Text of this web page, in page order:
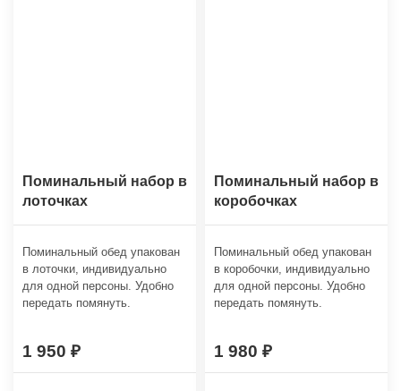
Поминальный набор в
лоточках
Поминальный обед упакован
в лоточки, индивидуально
для одной персоны. Удобно
передать помянуть.
1 950
Поминальный набор в
коробочках
Поминальный обед упакован
в коробочки, индивидуально
для одной персоны. Удобно
передать помянуть.
1 980